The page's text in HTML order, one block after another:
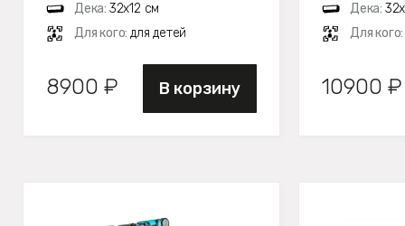
Дека: 32х12 см
Для кого: для детей
8900 ₽ В корзину
Дека:
Для кого:
10900 ₽